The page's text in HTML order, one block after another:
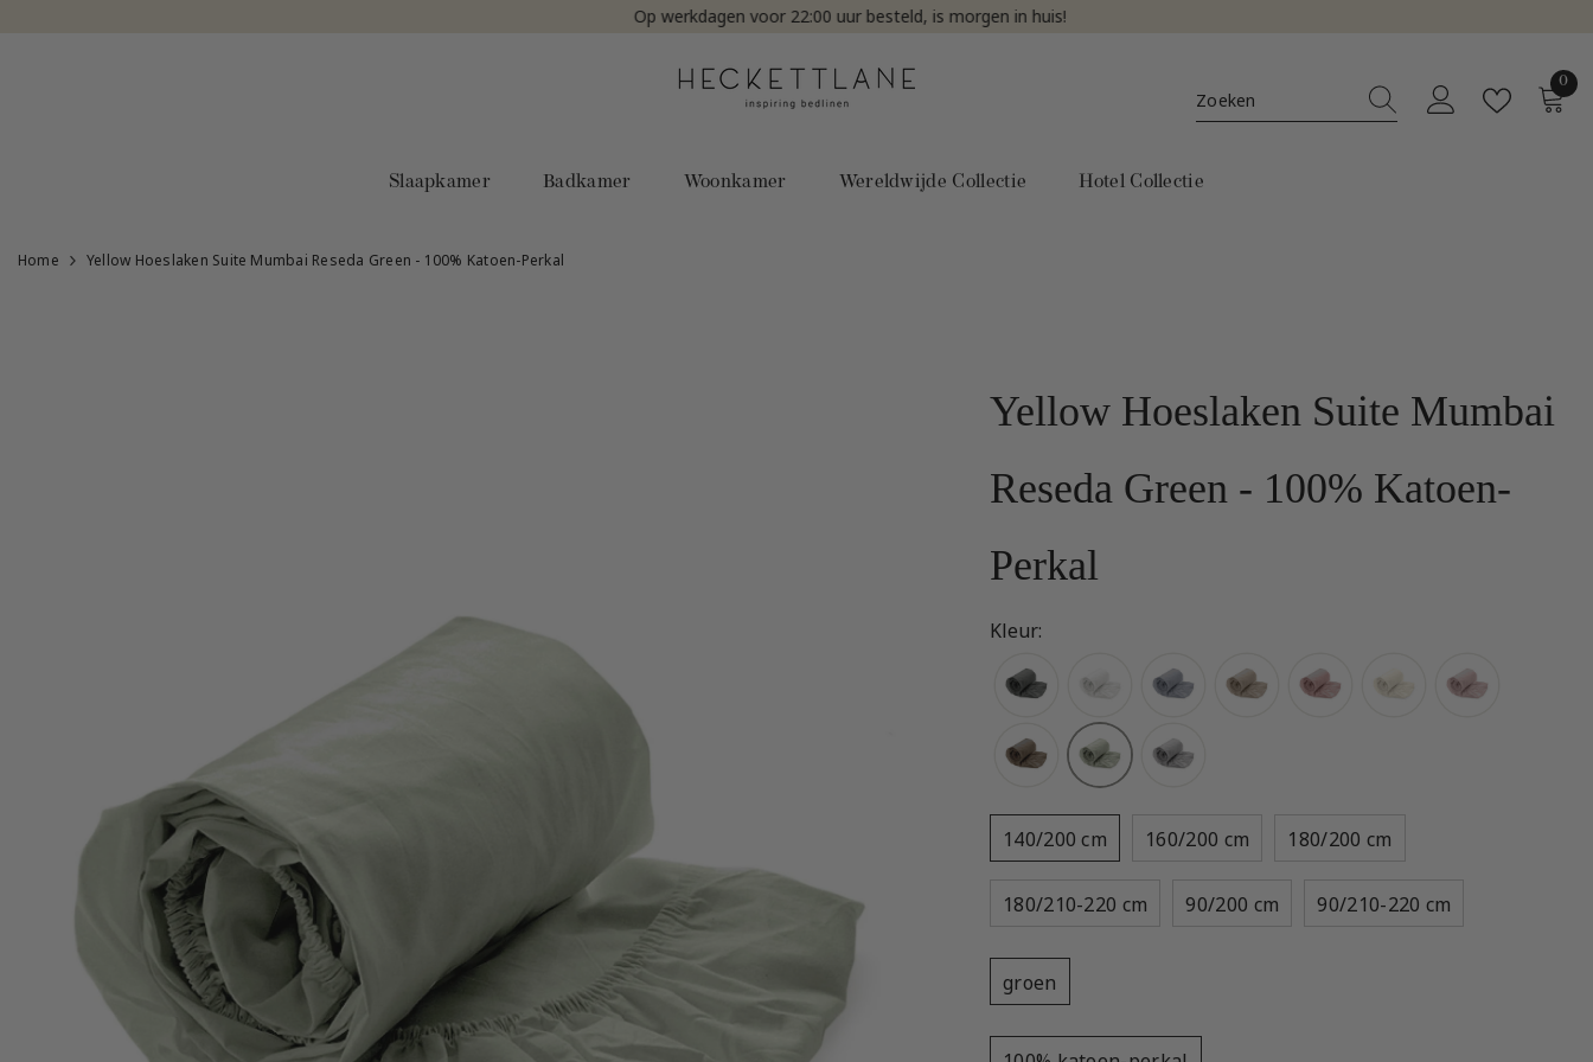
Op werkdagen voor 22:00 uur besteld, is morgen in huis!
00
Slaapkamer Badkamer Woonkamer Wereldwijde Collectie Hotel Collectie
Home Yellow Hoeslaken Suite Mumbai Reseda Green - 100% Katoen-Perkal
Yellow Hoeslaken Suite Mumbai
Reseda Green - 100% Katoen-
Perkal
Kleur:
140/200 cm 160/200 cm 180/200 cm
180/210-220 cm 90/200 cm 90/210-220 cm
groen